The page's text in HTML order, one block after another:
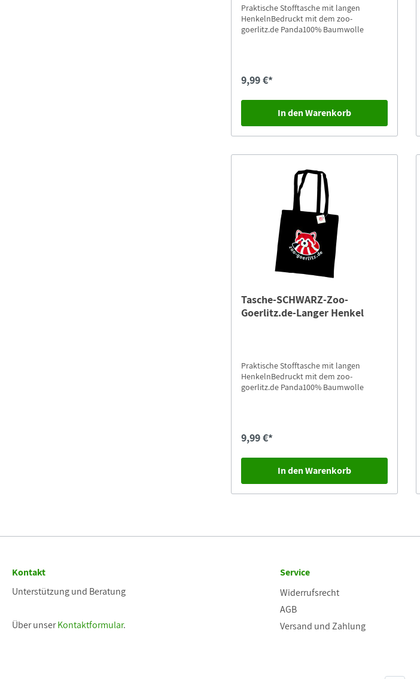
Praktische Stofftasche mit langen
HenkelnBedruckt mit dem zoo-
goerlitz.de Panda100% Baumwolle
9,99 €*
In den Warenkorb
Tasche-SCHWARZ-Zoo-
Goerlitz.de-Langer Henkel
Praktische Stofftasche mit langen
HenkelnBedruckt mit dem zoo-
goerlitz.de Panda100% Baumwolle
9,99 €*
In den Warenkorb
Kontakt
Unterstützung und Beratung
Über unserKontaktformular.
Service
Widerrufsrecht
AGB
Versand und Zahlung